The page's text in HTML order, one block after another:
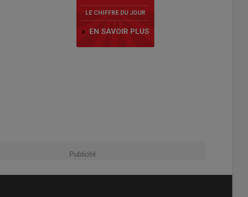
LE CHIFFRE DU JOUR
EN SAVOIR PLUS
Publicité